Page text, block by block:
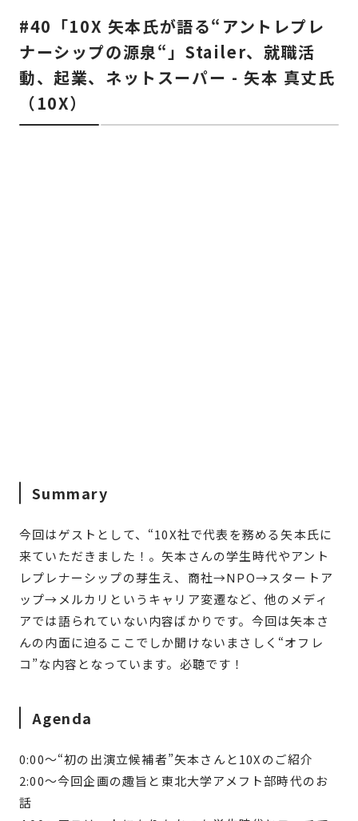
#40「10X 矢本氏が語る“アントレプレ
ナーシップの源泉“」Stailer、就職活
動、起業、ネットスーパー - 矢本 真丈氏
（10X）
Summary
今回はゲストとして、“10X社で代表を務める矢本氏に
来ていただきました！。矢本さんの学生時代やアント
レプレナーシップの芽生え、商社→NPO→スタートア
ップ→メルカリというキャリア変遷など、他のメディ
アでは語られていない内容ばかりです。今回は矢本さ
んの内面に迫るここでしか聞けないまさしく“オフレ
コ”な内容となっています。必聴です！
Agenda
0:00〜“初の出演立候補者”矢本さんと10Xのご紹介
2:00〜今回企画の趣旨と東北大学アメフト部時代のお
話